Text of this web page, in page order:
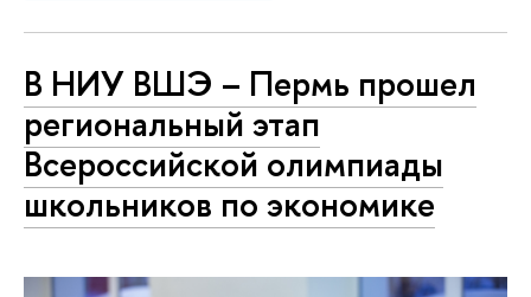
В НИУ ВШЭ – Пермь прошел
региональный этап
Всероссийской олимпиады
школьников по экономике